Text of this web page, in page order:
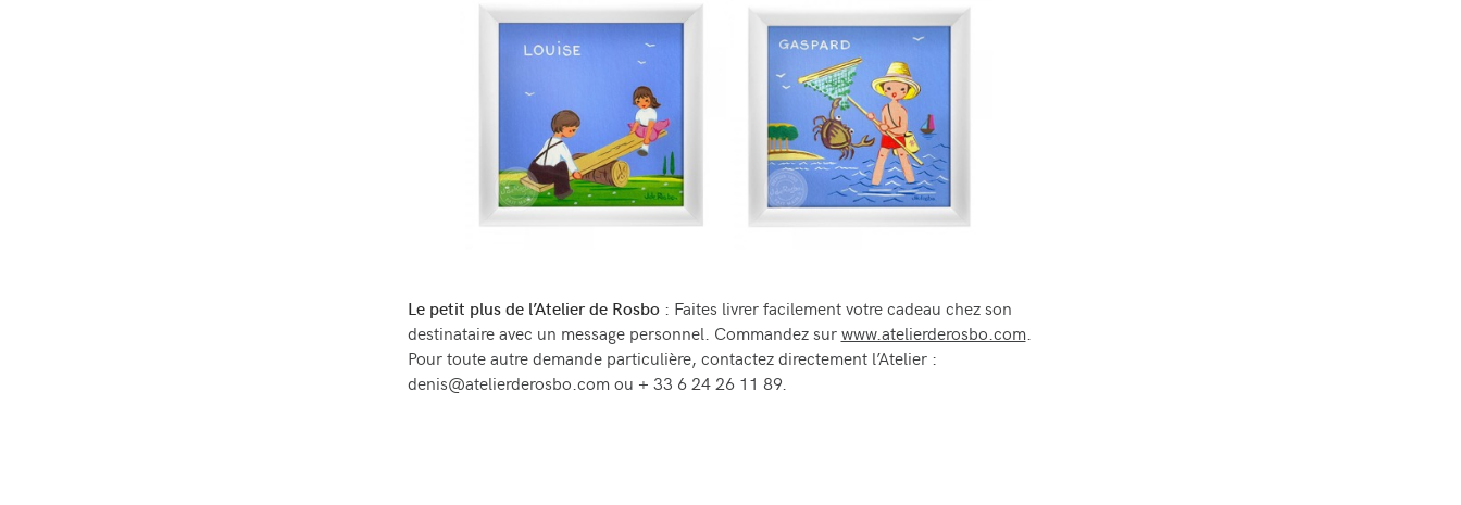
Le petit plus de l’Atelier de Rosbo : Faites livrer facilement votre cadeau chez son
destinataire avec un message personnel. Commandez surwww.atelierderosbo.com.
Pour toute autre demande particulière, contactez directement l’Atelier :
denis@atelierderosbo.com ou + 33 6 24 26 11 89.